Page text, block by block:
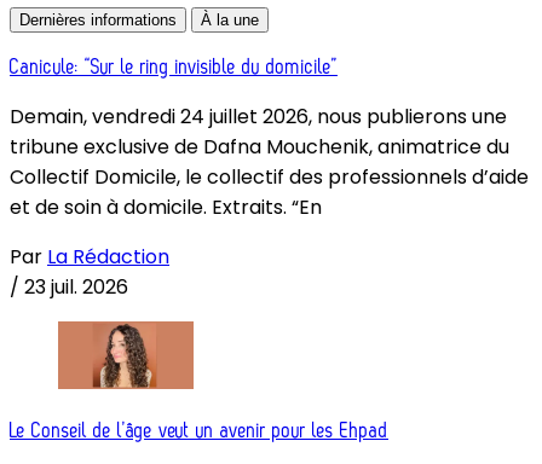
Dernières informations À la une
Canicule: “Sur le ring invisible du domicile”
Demain, vendredi 24 juillet 2026, nous publierons une
tribune exclusive de Dafna Mouchenik, animatrice du
Collectif Domicile, le collectif des professionnels d’aide
et de soin à domicile. Extraits. “En
Par La Rédaction
/ 23 juil. 2026
Le Conseil de l’âge veut un avenir pour les Ehpad